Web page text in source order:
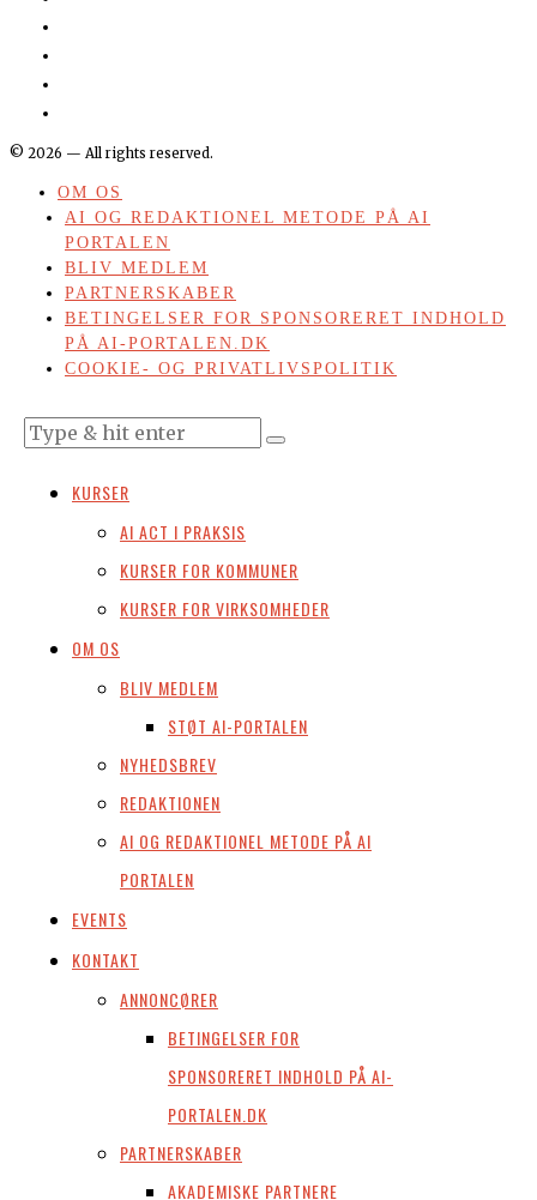
© 2026 — All rights reserved.
OM OS
AI OG REDAKTIONEL METODE PÅ AI
PORTALEN
BLIV MEDLEM
PARTNERSKABER
BETINGELSER FOR SPONSORERET INDHOLD
PÅ AI-PORTALEN.DK
COOKIE- OG PRIVATLIVSPOLITIK
KURSER
AI ACT I PRAKSIS
KURSER FOR KOMMUNER
KURSER FOR VIRKSOMHEDER
OM OS
BLIV MEDLEM
STØT AI-PORTALEN
NYHEDSBREV
REDAKTIONEN
AI OG REDAKTIONEL METODE PÅ AI
PORTALEN
EVENTS
KONTAKT
ANNONCØRER
BETINGELSER FOR
SPONSORERET INDHOLD PÅ AI-
PORTALEN.DK
PARTNERSKABER
AKADEMISKE PARTNERE